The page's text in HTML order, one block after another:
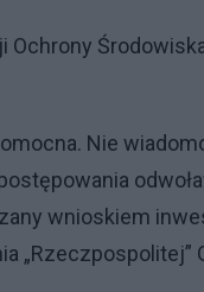
Nie
wnioskiem
„Rzeczpospolitej”